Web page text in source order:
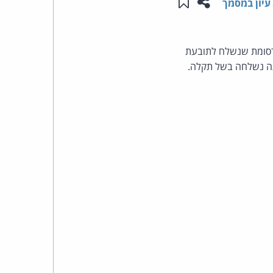
עיון במסמך
התשמ"ב-1982, בקשר לדבר פרסומת שנשלח לתובעת
נשלחה בשל תקלה.